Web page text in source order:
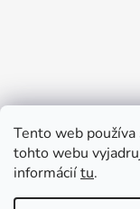
Tento web
tohto webu
informáciítu.
Prijímame